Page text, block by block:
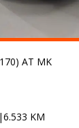
AT MK
|6.533 KM